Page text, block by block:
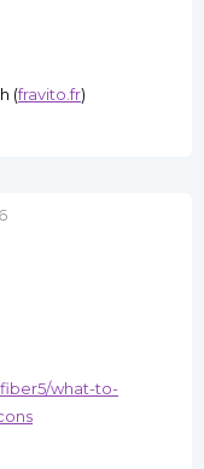
(fravito.fr)
what-to-